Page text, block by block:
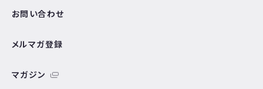
お問い合わせ
メルマガ登録
マガジン